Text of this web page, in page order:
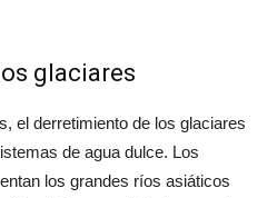
glaciares
el derretimiento de los glaciares
de agua dulce. Los
los grandes ríos asiáticos